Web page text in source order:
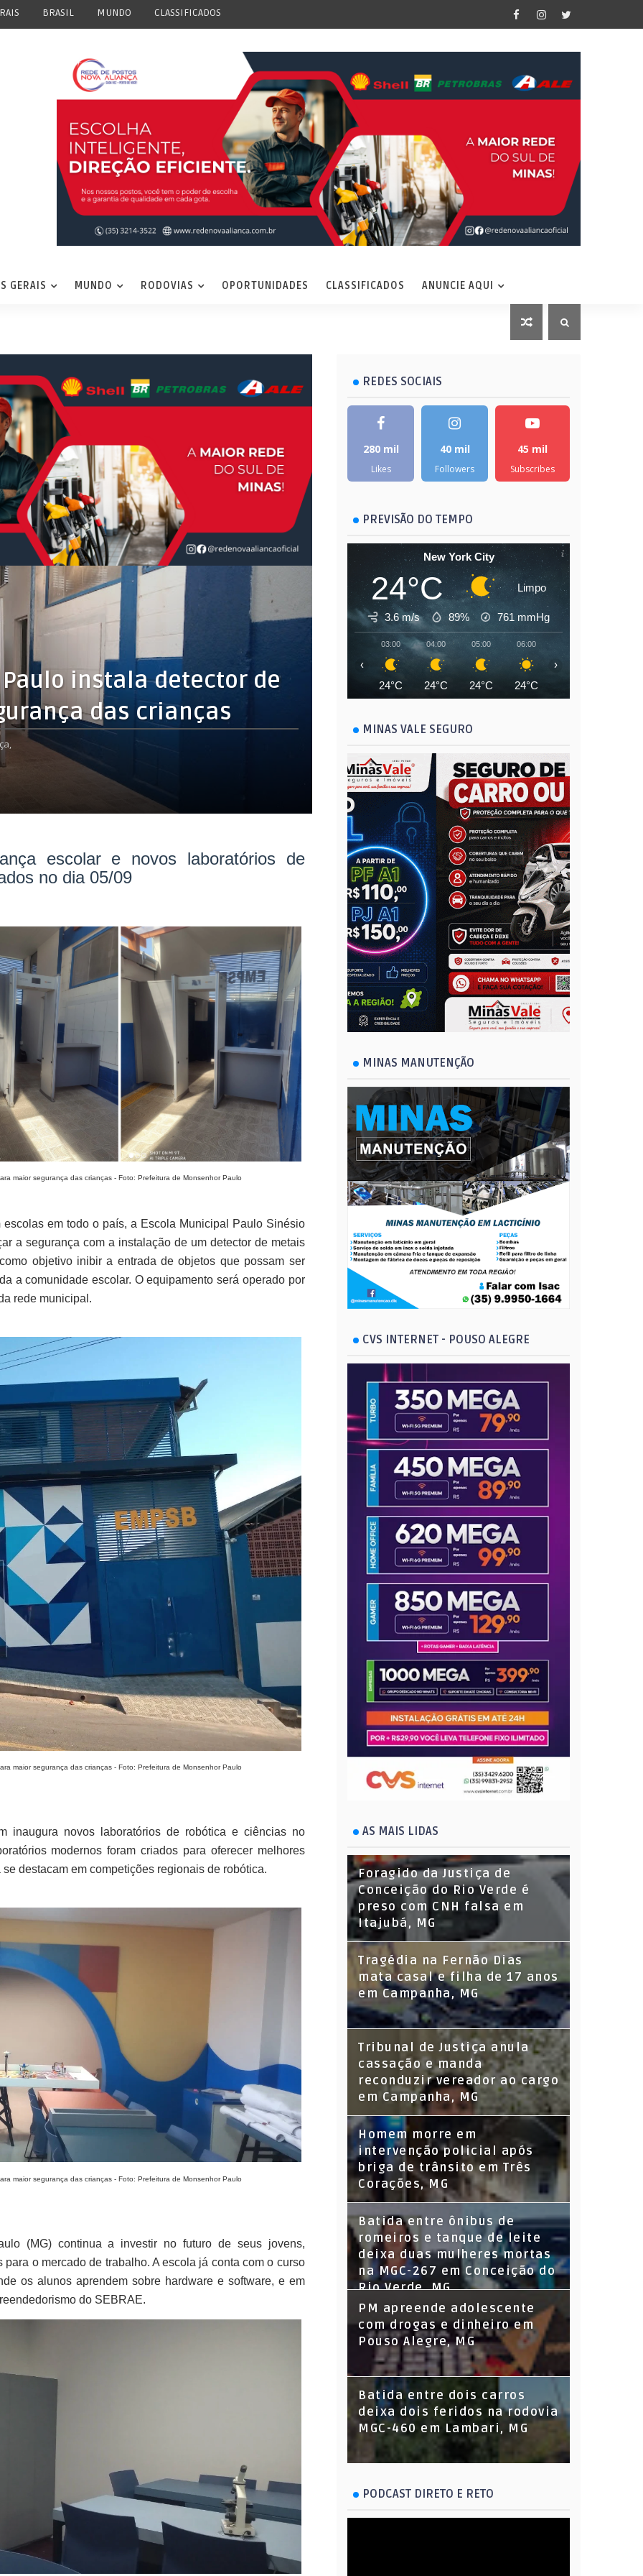
BRASIL MUNDO CLASSIFICADOS
GERAIS MUNDO RODOVIAS OPORTUNIDADES CLASSIFICADOS ANUNCIE AQUI
instala detector de
das crianças
escolar e novos laboratórios de
no dia 05/09
maior segurança das crianças - Foto: Prefeitura de Monsenhor Paulo
em todo o país, a Escola Municipal Paulo Sinésio
a segurança com a instalação de um detector de metais
objetivo inibir a entrada de objetos que possam ser
a comunidade escolar. O equipamento será operado por
rede municipal.
maior segurança das crianças - Foto: Prefeitura de Monsenhor Paulo
inaugura novos laboratórios de robótica e ciências no
modernos foram criados para oferecer melhores
destacam em competições regionais de robótica.
maior segurança das crianças - Foto: Prefeitura de Monsenhor Paulo
(MG) continua a investir no futuro de seus jovens,
o mercado de trabalho. A escola já conta com o curso
os alunos aprendem sobre hardware e software, e em
do SEBRAE.
REDES SOCIAIS
280 mil
Likes
40 mil
Followers
45 mil
Subscribes
PREVISÃO DO TEMPO
New York City
24°C Limpo
3.6 m/s 89% 761 mmHg
03:00
24°C
04:00
24°C
05:00
24°C
06:00
24°C
‹ ›
MINAS VALE SEGURO
MINAS MANUTENÇÃO
CVS INTERNET - POUSO ALEGRE
AS MAIS LIDAS
Foragido da Justiça de
Conceição do Rio Verde é
preso com CNH falsa em
Itajubá, MG
Tragédia na Fernão Dias
mata casal e filha de 17 anos
em Campanha, MG
Tribunal de Justiça anula
cassação e manda
reconduzir vereador ao cargo
em Campanha, MG
Homem morre em
intervenção policial após
briga de trânsito em Três
Corações, MG
Batida entre ônibus de
romeiros e tanque de leite
deixa duas mulheres mortas
na MGC-267 em Conceição do
Rio Verde, MG
PM apreende adolescente
com drogas e dinheiro em
Pouso Alegre, MG
Batida entre dois carros
deixa dois feridos na rodovia
MGC-460 em Lambari, MG
PODCAST DIRETO E RETO